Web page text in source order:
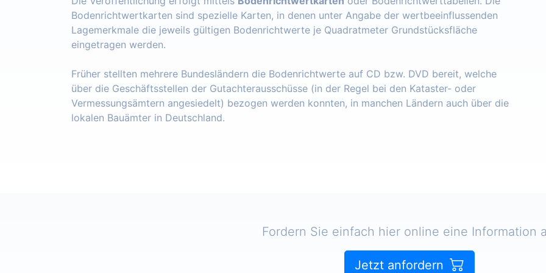
Bodenrichtwertkarten sind spezielle Karten, in denen unter Angabe der wertbeeinflussenden
Lagemerkmale die jeweils gültigen Bodenrichtwerte je Quadratmeter Grundstücksfläche
eingetragen werden.
Früher stellten mehrere Bundesländern die Bodenrichtwerte auf CD bzw. DVD bereit, welche
über die Geschäftsstellen der Gutachterausschüsse (in der Regel bei den Kataster- oder
Vermessungsämtern angesiedelt) bezogen werden konnten, in manchen Ländern auch über die
lokalen Bauämter in Deutschland.
Fordern Sie einfach hier online eine Information
Jetzt anfordern